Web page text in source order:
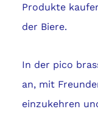
Produkte
der Biere.
In der pico
an, mit
einzukehren